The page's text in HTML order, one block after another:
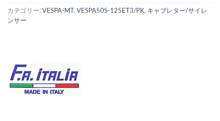
カテゴリー:VESPA-MT, VESPA50S-125ET3/PK, キャブレター/サイレ
ンサー